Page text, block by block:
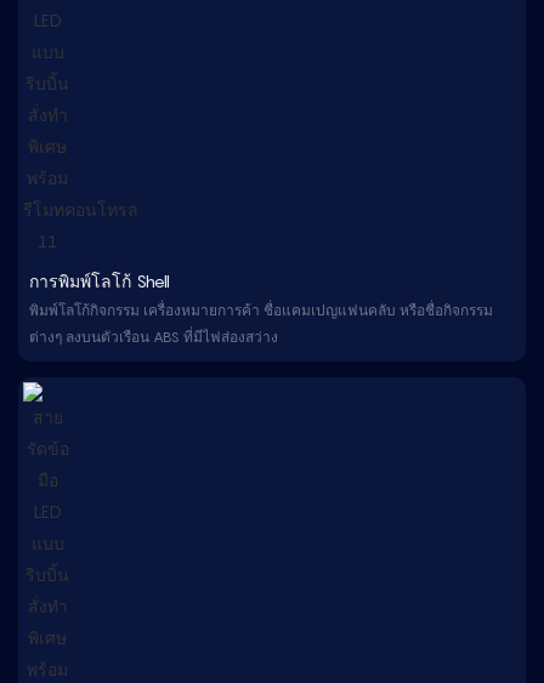
การพิมพ์โลโก้ Shell
พิมพ์โลโก้กิจกรรม เครื่องหมายการค้า ชื่อแคมเปญแฟนคลับ หรือชื่อกิจกรรม
ต่างๆ ลงบนตัวเรือน ABS ที่มีไฟส่องสว่าง